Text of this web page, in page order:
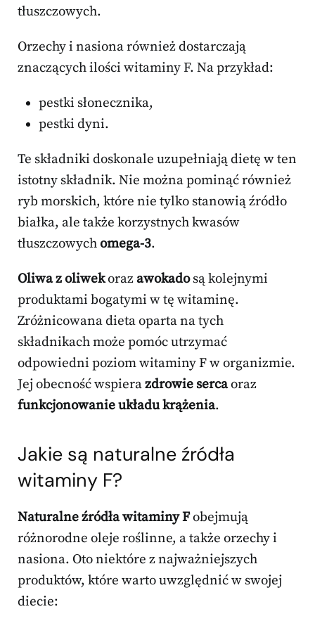
tłuszczowych.
Orzechy i nasiona również dostarczają
znaczących ilości witaminy F. Na przykład:
pestki słonecznika,
pestki dyni.
Te składniki doskonale uzupełniają dietę w ten
istotny składnik. Nie można pominąć również
ryb morskich, które nie tylko stanowią źródło
białka, ale także korzystnych kwasów
tłuszczowychomega-3.
Oliwa z oliwekorazawokadosą kolejnymi
produktami bogatymi w tę witaminę.
Zróżnicowana dieta oparta na tych
składnikach może pomóc utrzymać
odpowiedni poziom witaminy F w organizmie.
Jej obecność wspierazdrowie sercaoraz
funkcjonowanie układu krążenia.
Jakie są naturalne źródła
witaminy F?
Naturalne źródła witaminy Fobejmują
różnorodne oleje roślinne, a także orzechy i
nasiona. Oto niektóre z najważniejszych
produktów, które warto uwzględnić w swojej
diecie: